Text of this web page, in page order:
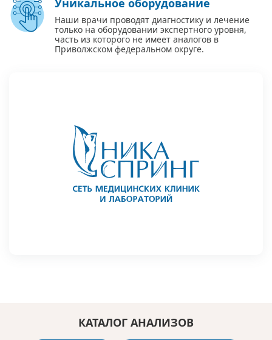
Наши врачи проводят диагностику и лечение
только на оборудовании экспертного уровня,
часть из которого не имеет аналогов в
Приволжском федеральном округе.
КАТАЛОГ АНАЛИЗОВ